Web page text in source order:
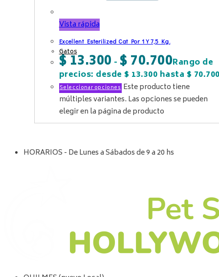
Vista rápida
Excellent Esterilized Cat Por 1 Y 7,5 Kg.
Gatos
$13.300 - $70.700Rango de
precios: desde $ 13.300 hasta $
Seleccionar opciones Este producto tiene
múltiples variantes. Las opciones se pueden
elegir en la página de producto
HORARIOS - De Lunes a Sábados de 9 a 20 hs